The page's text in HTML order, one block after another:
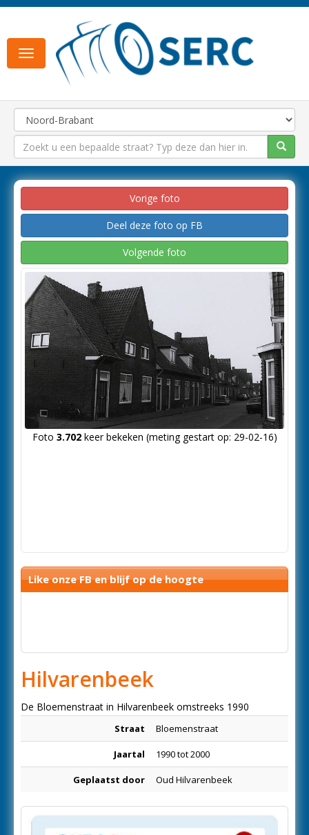
Toggle
navigation
Vorige foto
Deel deze foto op FB
Volgende foto
Foto 3.702keer bekeken (meting gestart op: 29-02-16)
Like onze FB en blijf op de hoogte
Hilvarenbeek
De Bloemenstraat in Hilvarenbeek omstreeks 1990
Straat Bloemenstraat
Jaartal 1990 tot 2000
Geplaatst door Oud Hilvarenbeek